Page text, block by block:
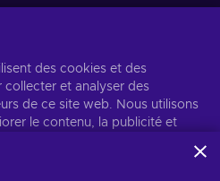
S’abonner
tout moment. Consultez l'avis de
des cookies et des
collecter et analyser des
de ce site web. Nous utilisons
le contenu, la publicité et
personnaliser les annonces.